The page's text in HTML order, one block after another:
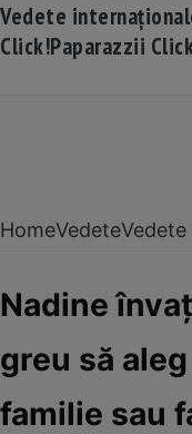
Vedete
Click!Paparazzii
HomeVedete
Nadine
greu să
familie sau